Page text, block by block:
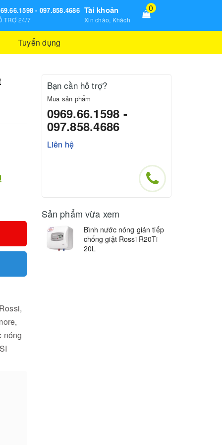
- 097.858.4686
TRỢ 24/7
Tài khoản
Xin chào, Khách
0
Tuyển dụng
,
,
nóng
Bạn cần hỗ trợ?
Mua sản phẩm
0969.66.1598 -
097.858.4686
Liên hệ
Sản phẩm vừa xem
Bình nước nóng gián tiếp
chống giật Rossi R20Ti
20L